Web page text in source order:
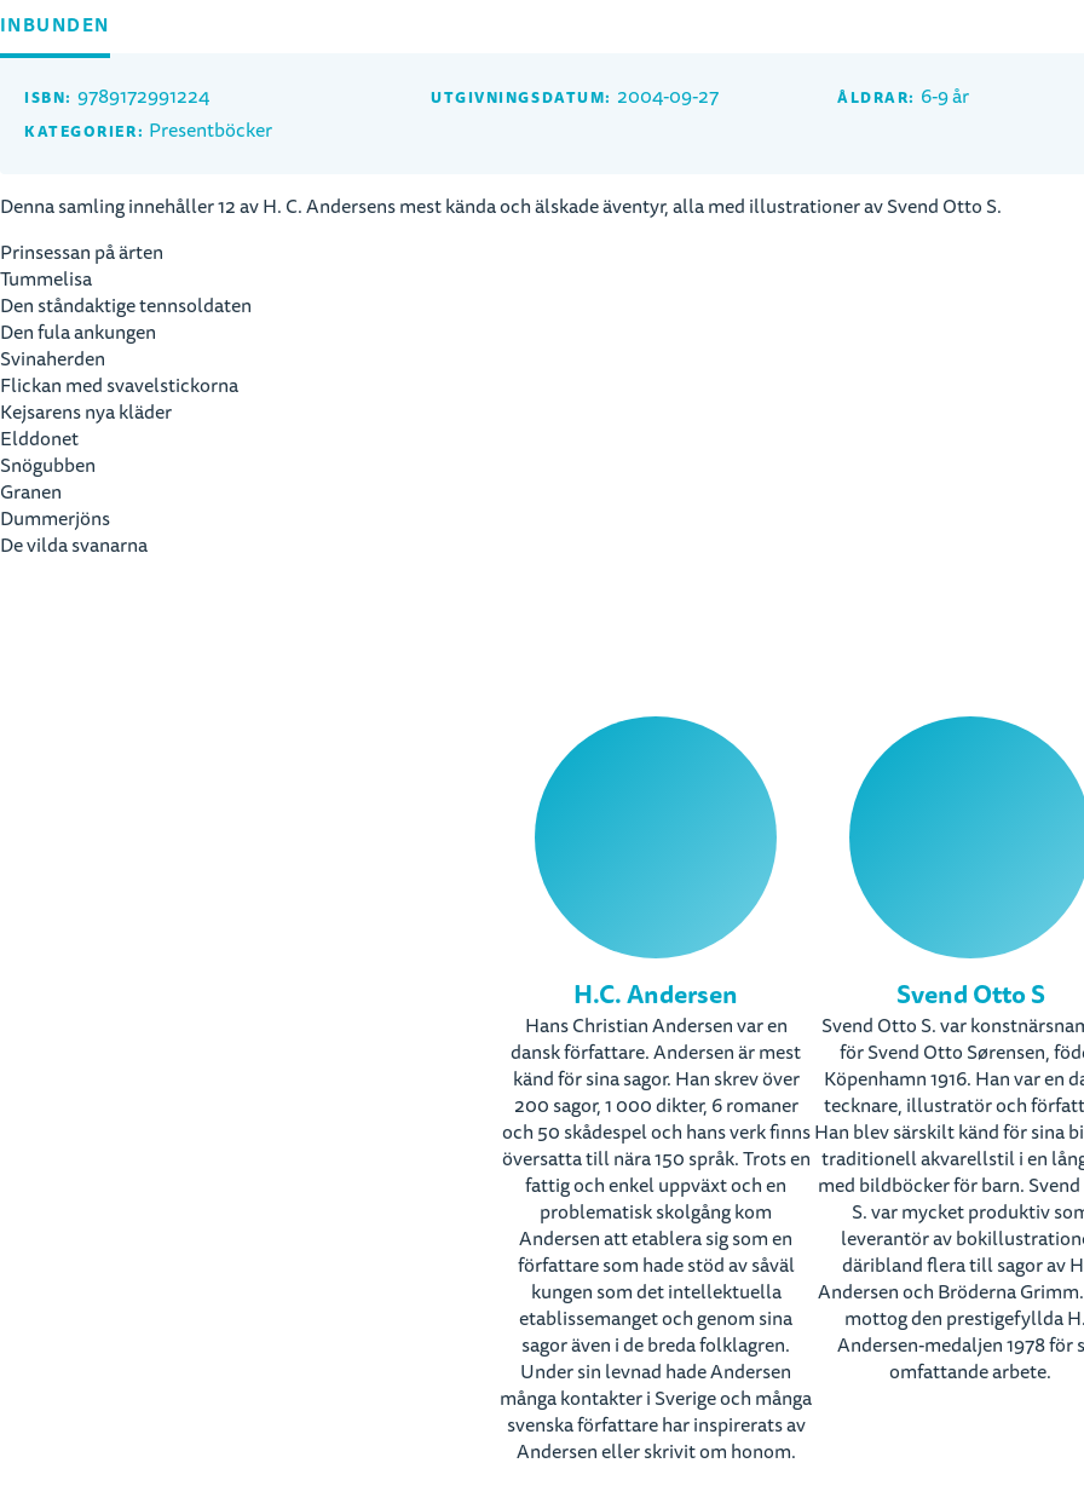
INBUNDEN
ISBN: 9789172991224 UTGIVNINGSDATUM: 2004-09-27 ÅLDRAR: 6-9 år
KATEGORIER: Presentböcker
Denna samling innehåller 12 av H. C. Andersens mest kända och älskade äventyr, alla med illustrationer av Svend Otto S.
Prinsessan på ärten
Tummelisa
Den ståndaktige tennsoldaten
Den fula ankungen
Svinaherden
Flickan med svavelstickorna
Kejsarens nya kläder
Elddonet
Snögubben
Granen
Dummerjöns
De vilda svanarna
H.C. Andersen
Hans Christian Andersen var en
dansk författare. Andersen är mest
känd för sina sagor. Han skrev över
200 sagor, 1 000 dikter, 6 romaner
och 50 skådespel och hans verk finns
översatta till nära 150 språk. Trots en
fattig och enkel uppväxt och en
problematisk skolgång kom
Andersen att etablera sig som en
författare som hade stöd av såväl
kungen som det intellektuella
etablissemanget och genom sina
sagor även i de breda folklagren.
Under sin levnad hade Andersen
många kontakter i Sverige och många
svenska författare har inspirerats av
Andersen eller skrivit om honom.
Svend Otto S
Svend Otto S. var
för Svend Otto Sørensen,
Köpenhamn 1916. Han var en
tecknare, illustratör och
Han blev särskilt känd för sina
traditionell akvarellstil i en
med bildböcker för barn.
S. var mycket produktiv
leverantör av
däribland flera till sagor av
Andersen och Bröderna
mottog den prestigefyllda
Andersen-medaljen 1978 för
omfattande arbete.